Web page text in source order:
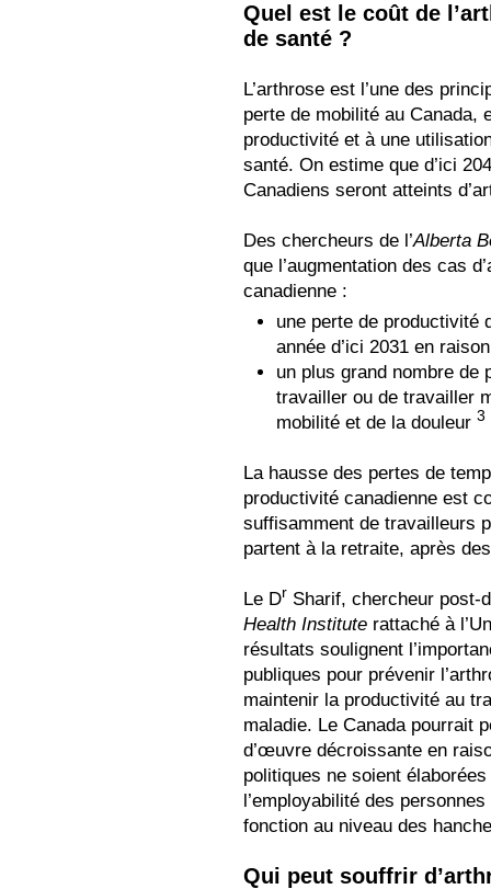
Quel est le coût de
de santé ?
L’arthrose est l’une des
perte de mobilité au Canada,
productivité et à une
santé. On estime que d’ici
Canadiens seront atteints
Des chercheurs de l’Alberta
que l’augmentation des cas
canadienne :
une perte de productivité
année d’ici 2031 en
un plus grand nombre de
travailler ou de travailler
mobilité et de la douleur 3
La hausse des pertes de
productivité canadienne est
suffisamment de travailleurs
partent à la retraite, après
Le Dr Sharif, chercheur post-
Health Institute rattaché à
résultats soulignent
publiques pour prévenir
maintenir la productivité au
maladie. Le Canada pourrait
d’œuvre décroissante en
politiques ne soient
l’employabilité des
fonction au niveau des
Qui peut souffrir